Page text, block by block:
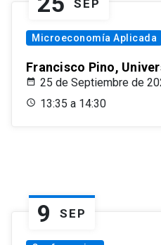
SEP
Microeconomía Aplicada
Francisco Pino,
25 de Septiembre de
13:35 a 14:30
9 SEP